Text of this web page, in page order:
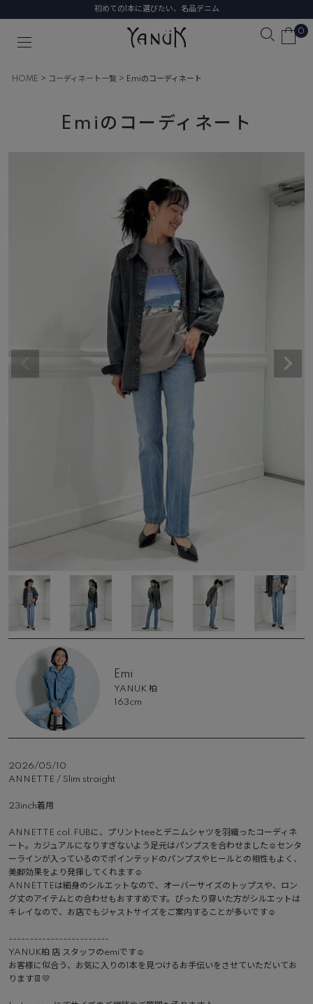
初めての1本に選びたい、名品デニム
0
HOME コーディネート一覧 Emiのコーディネート
Emiのコーディネート
Emi
YANUK 柏
163cm
2026/05/10
ANNETTE / Slim straight
23inch着用
ANNETTE col.FUBに、プリントteeとデニムシャツを羽織ったコーディネ
ート。カジュアルになりすぎないよう足元はパンプスを合わせました☺︎センタ
ーラインが入っているのでポインテッドのパンプスやヒールとの相性もよく、
美脚効果をより発揮してくれます☺︎
ANNETTEは細身のシルエットなので、オーバーサイズのトップスや、ロン
グ丈のアイテムとの合わせもおすすめです。ぴったり穿いた方がシルエットは
キレイなので、お店でもジャストサイズをご案内することが多いです☺︎
------------------------
YANUK柏 店 スタッフのemiです☺︎
お客様に似合う、お気に入りの1本を見つけるお手伝いをさせていただいてお
ります👖💛